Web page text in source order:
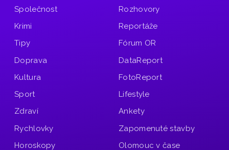
Společnost
Krimi
Tipy
Doprava
Kultura
Sport
Zdraví
Rychlovky
Horoskopy
Rozhovory
Reportáže
Fórum OR
DataReport
FotoReport
Lifestyle
Ankety
Zapomenuté stavby
Olomouc v čase